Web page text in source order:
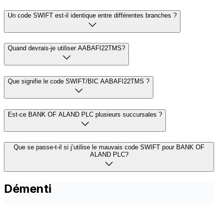
Un code SWIFT est-il identique entre différentes branches ?
Quand devrais-je utiliser AABAFI22TMS?
Que signifie le code SWIFT/BIC AABAFI22TMS ?
Est-ce BANK OF ALAND PLC plusieurs succursales ?
Que se passe-t-il si j’utilise le mauvais code SWIFT pour BANK OF
ALAND PLC?
Démenti